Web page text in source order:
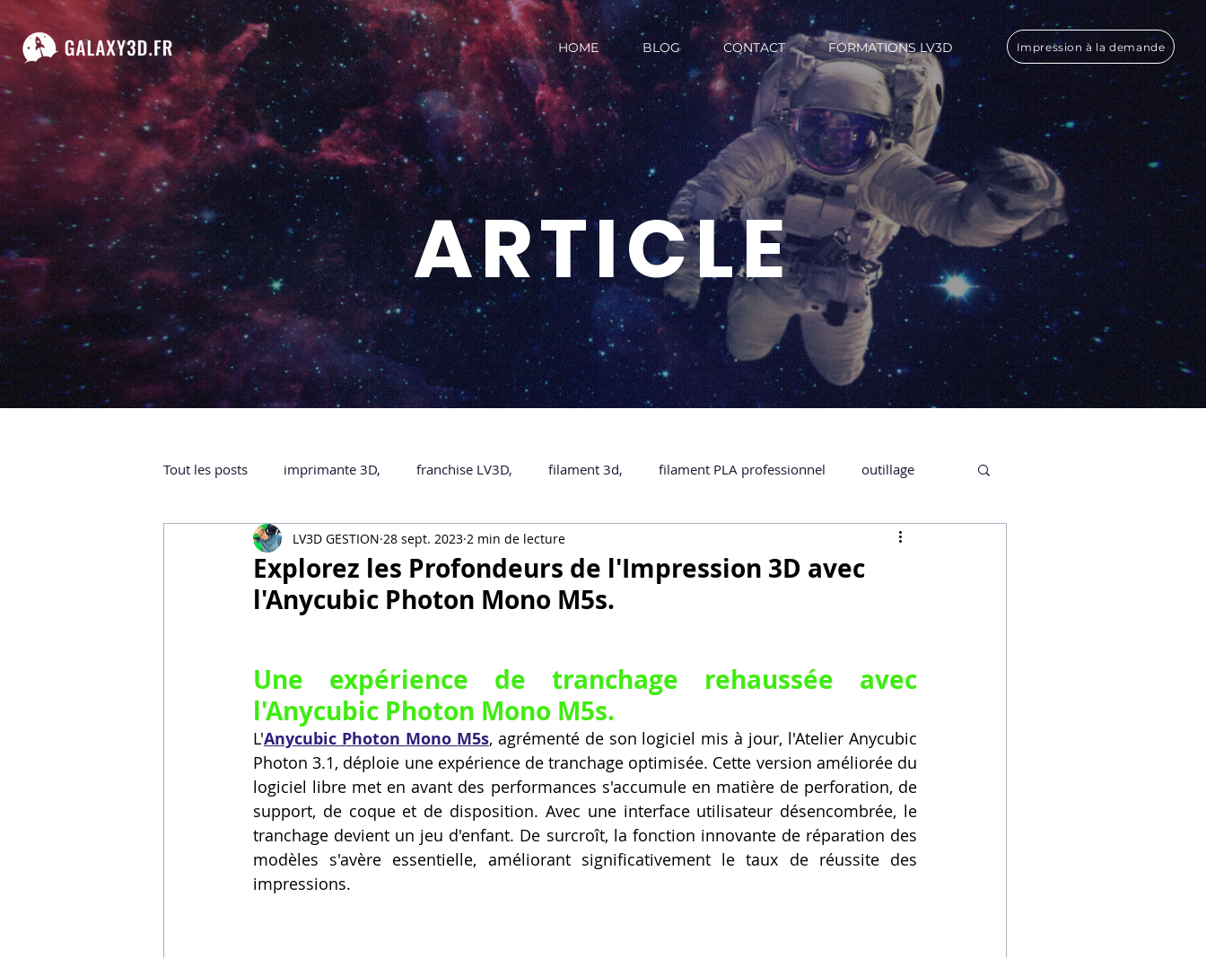
HOME BLOG CONTACT FORMATIONS LV3D Impression à la demande
ARTICLE
Tout les posts imprimante 3D, franchise LV3D, filament 3d, filament PLA professionnel outillage
impression 3D à la demande Accessoires imprimante 3D professionelle
ARTILLERY 3D Formation impression 3D SCANNER 3D
certifiée QUALIOPI Refaire une piece en 3D Formation 3D en ligne. Formation 3D CPF CREALITY,
Creality Hi combo Artillery M1 Pro Filament PLA Service administratif en ligne Secrétaire en Ligne
Vidéos sur l'impression 3D, Artillery M1 pro Creality HI combo Filament PETG
Formation impresssion 3D
Explorez les Profondeurs de l'Impression 3D avec
l'Anycubic Photon Mono M5s.
LV3D GESTION 28 sept. 2023 2 min de lecture
Une expérience de tranchage rehaussée avec
l'Anycubic Photon Mono M5s.
L'Anycubic Photon Mono M5s, agrémenté de son logiciel mis à jour, l'Atelier Anycubic
Photon 3.1, déploie une expérience de tranchage optimisée. Cette version améliorée du
logiciel libre met en avant des performances s'accumule en matière de perforation, de
support, de coque et de disposition. Avec une interface utilisateur désencombrée, le
tranchage devient un jeu d'enfant. De surcroît, la fonction innovante de réparation des
modèles s'avère essentielle, améliorant significativement le taux de réussite des
impressions.